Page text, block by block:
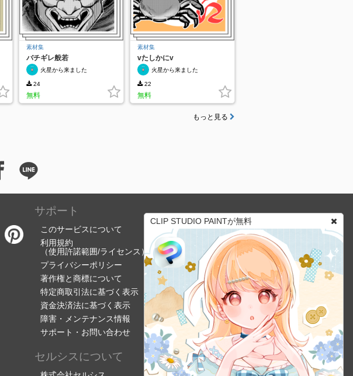
素材集
バチギレ般若
火星から来ました
24
無料
素材集
vたしかにv
火星から来ました
22
無料
もっと見る
CLIP STUDIO PAINTが無料
サポート
このサービスについて
利用規約
（使用許諾範囲/ライセンス）
プライバシーポリシー
著作権と商標について
特定商取引法に基づく表示
資金決済法に基づく表示
障害・メンテナンス情報
サポート・お問い合わせ
セルシスについて